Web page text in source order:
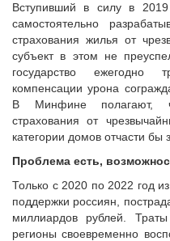
ПОЗДРАВЛЕНИЯ
Исполнительная
Ревизионная комиссия
Палаты Совета
Комитеты Совета
Правление Совета
Обработка персональных
Партнеры Совета
Полезные ссылки
Инвестиционные
Контактная информация
НОВОСТИ
Вступивший в силу в 2019
самостоятельно
страхования жилья от
субъект в этом не
государство ежегодно
компенсации урона
В Минфине полагают,
страхования от
категории домов отчасти
Проблема есть,
Только с 2020 по 2022 год
поддержки россиян,
миллиардов рублей.
регионы своевременно